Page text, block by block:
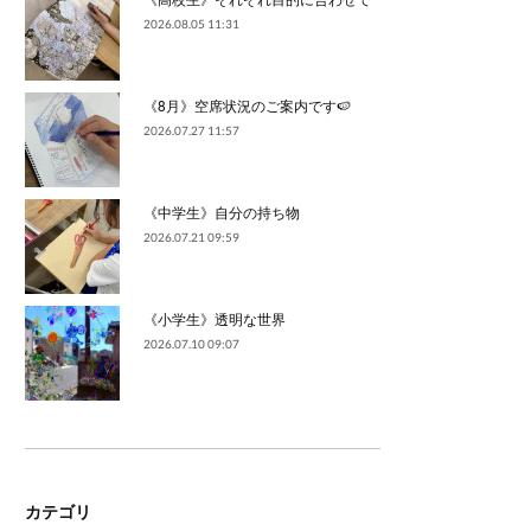
2026.08.05 11:31
《8月》空席状況のご案内です🍉
2026.07.27 11:57
《中学生》自分の持ち物
2026.07.21 09:59
《小学生》透明な世界
2026.07.10 09:07
カテゴリ